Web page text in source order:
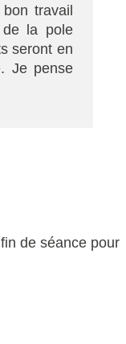
travail
de la pole
seront en
Je pense
de séance pour